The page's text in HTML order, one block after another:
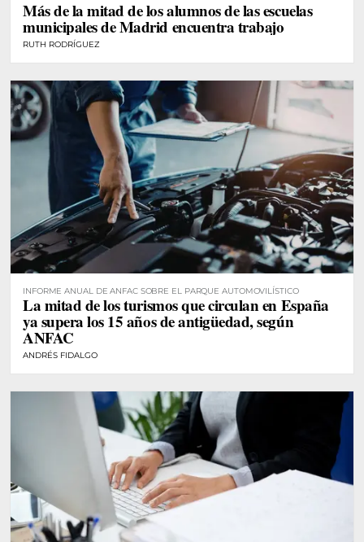
Más de la mitad de los alumnos de las escuelas
municipales de Madrid encuentra trabajo
RUTH RODRÍGUEZ
INFORME ANUAL DE ANFAC SOBRE EL PARQUE AUTOMOVILÍSTICO
La mitad de los turismos que circulan en España
ya supera los 15 años de antigüedad, según
ANFAC
ANDRÉS FIDALGO